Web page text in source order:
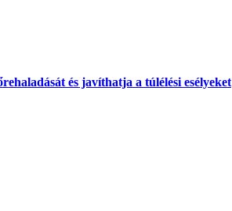
és javíthatja a túlélési esélyeket